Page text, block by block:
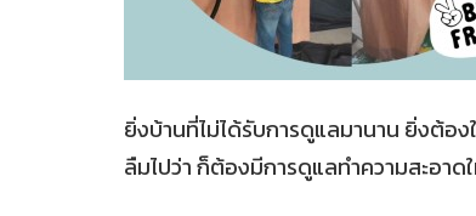
ยิ่งบ้านที่ไม่ได้รับการดูแลมานาน ยิ่งต้อง
ลืมไปว่า ก็ต้องมีการดูแลทำความสะอา